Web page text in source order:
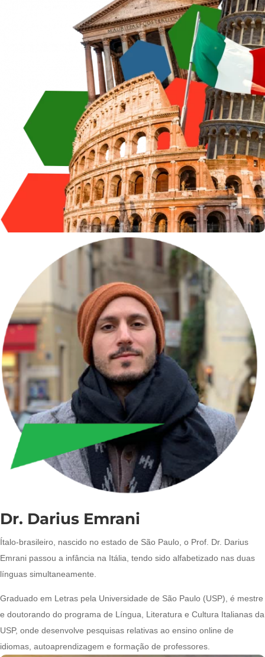
Dr. Darius Emrani
Ítalo-brasileiro, nascido no estado de São Paulo, o Prof. Dr. Darius
Emrani passou a infância na Itália, tendo sido alfabetizado nas duas
línguas simultaneamente.
Graduado em Letras pela Universidade de São Paulo (USP), é mestre
e doutorando do programa de Língua, Literatura e Cultura Italianas da
USP, onde desenvolve pesquisas relativas ao ensino online de
idiomas, autoaprendizagem e formação de professores.